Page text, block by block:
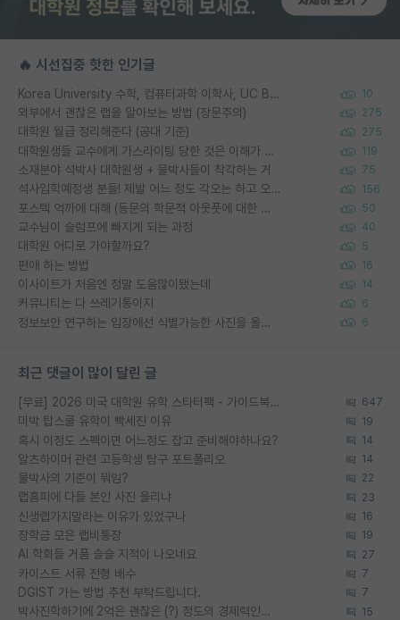
🔥 시선집중 핫한 인기글
Korea University 수학, 컴퓨터과학 이학사, UC Berkeley 산업공학 대학원 공학박사가 되는 것은 쉽지 않겠죠? 10
외부에서 괜찮은 랩을 알아보는 방법 (장문주의) 275
대학원 월급 정리해준다 (공대 기준) 275
대학원생들 교수에게 가스라이팅 당한 것은 이해가 갑니다. 안타깝네요. 119
소재분야 석박사 대학원생 + 물박사들이 착각하는 거 75
석사입학예정생 분들! 제발 어느 정도 각오는 하고 오세요. 156
포스텍 억까에 대해 (동문의 학문적 아웃풋에 대한 반박) 50
교수님이 슬럼프에 빠지게 되는 과정 40
대학원 어디로 가야할까요? 5
편애 하는 방법 16
이사이트가 처음엔 정말 도움많이됐는데 14
커뮤니티는 다 쓰레기통이지 6
정보보안 연구하는 입장에선 식별가능한 사진을 올리는건 비추이긴함 6
최근 댓글이 많이 달린 글
[무료] 2026 미국 대학원 유학 스타터팩 - 가이드북 & 합격자 컨택메일 템플릿 647
미박 탑스쿨 유학이 빡세진 이유 19
혹시 이정도 스펙이면 어느정도 잡고 준비해야하나요? 14
알츠하이머 관련 고등학생 탐구 포트폴리오 14
물박사의 기준이 뭐임? 22
랩홈피에 다들 본인 사진 올리냐 23
신생랩가지말라는 이유가 있었구나 16
장학금 모은 랩비통장 19
AI 학회들 거품 슬슬 지적이 나오네요 27
카이스트 서류 전형 배수 7
DGIST 가는 방법 추천 부탁드립니다. 7
박사진학하기에 2억은 괜찮은 (?) 정도의 경제력인가요 15